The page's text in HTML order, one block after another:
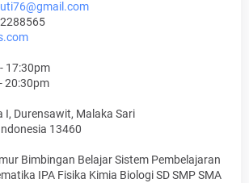
17:30pm
20:30pm
I, Durensawit, Malaka Sari
13460
Bimbingan Belajar Sistem Pembelajaran
IPA Fisika Kimia Biologi SD SMP SMA